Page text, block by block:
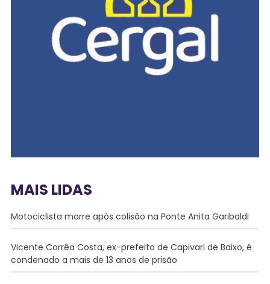
MAIS LIDAS
Motociclista morre após colisão na Ponte Anita Garibaldi
Vicente Corrêa Costa, ex-prefeito de Capivari de Baixo, é
condenado a mais de 13 anos de prisão